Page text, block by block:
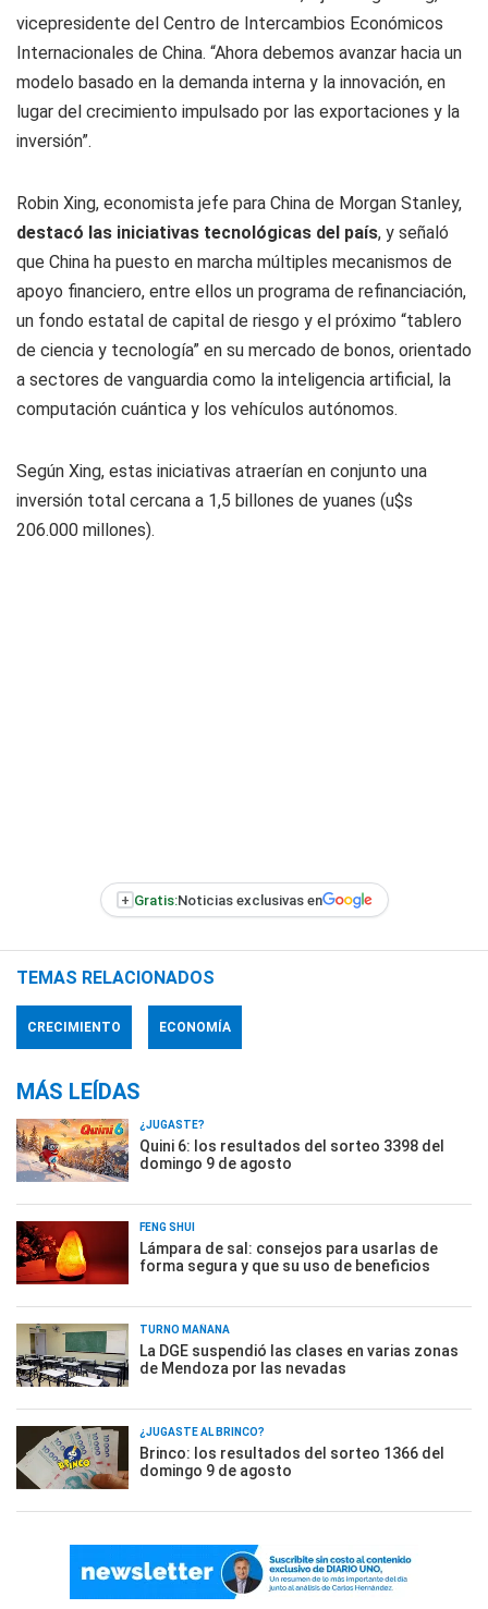
vicepresidente del Centro de Intercambios Económicos
Internacionales de China. “Ahora debemos avanzar hacia un
modelo basado en la demanda interna y la innovación, en
lugar del crecimiento impulsado por las exportaciones y la
inversión”.
Robin Xing, economista jefe para China de Morgan Stanley,
destacó las iniciativas tecnológicas del país, y señaló
que China ha puesto en marcha múltiples mecanismos de
apoyo financiero, entre ellos un programa de refinanciación,
un fondo estatal de capital de riesgo y el próximo “tablero
de ciencia y tecnología” en su mercado de bonos, orientado
a sectores de vanguardia como la inteligencia artificial, la
computación cuántica y los vehículos autónomos.
Según Xing, estas iniciativas atraerían en conjunto una
inversión total cercana a 1,5 billones de yuanes (u$s
206.000 millones).
+ Gratis:Noticias exclusivas en
TEMAS RELACIONADOS
CRECIMIENTO ECONOMÍA
MÁS LEÍDAS
¿JUGASTE?
Quini 6: los resultados del sorteo 3398 del
domingo 9 de agosto
FENG SHUI
Lámpara de sal: consejos para usarlas de
forma segura y que su uso de beneficios
TURNO MAÑANA
La DGE suspendió las clases en varias zonas
de Mendoza por las nevadas
¿JUGASTE AL BRINCO?
Brinco: los resultados del sorteo 1366 del
domingo 9 de agosto